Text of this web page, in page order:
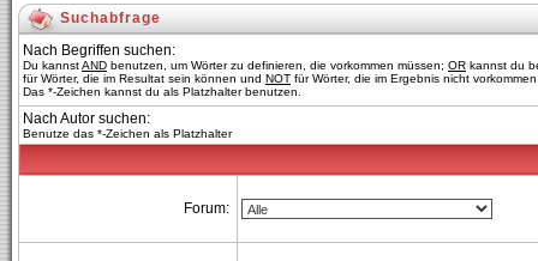
Suchabfrage
Nach Begriffen suchen:
Du kannstAND benutzen, um Wörter zu definieren, die vorkommen müssen; OR kannst du
für Wörter, die im Resultat sein können und NOT für Wörter, die im Ergebnis nicht
Das *-Zeichen kannst du als Platzhalter benutzen.
Nach Autor suchen:
Benutze das *-Zeichen als Platzhalter
Forum: